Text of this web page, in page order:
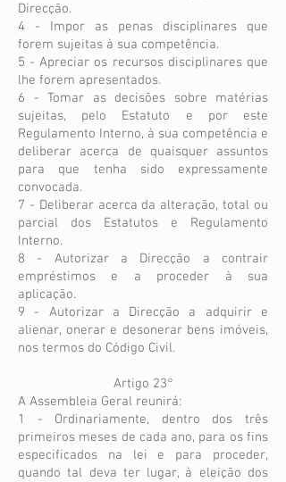
Direcção.
4 - Impor as penas disciplinares que
forem sujeitas à sua competência.
5 - Apreciar os recursos disciplinares que
lhe forem apresentados.
6 - Tomar as decisões sobre matérias
sujeitas, pelo Estatuto e por este
Regulamento Interno, à sua competência e
deliberar acerca de quaisquer assuntos
para que tenha sido expressamente
convocada.
7 - Deliberar acerca da alteração, total ou
parcial dos Estatutos e Regulamento
Interno.
8 - Autorizar a Direcção a contrair
empréstimos e a proceder à sua
aplicação.
9 - Autorizar a Direcção a adquirir e
alienar, onerar e desonerar bens imóveis,
nos termos do Código Civil.
Artigo 23°
A Assembleia Geral reunirá:
1 - Ordinariamente, dentro dos três
primeiros meses de cada ano, para os fins
especificados na lei e para proceder,
quando tal deva ter lugar, à eleição dos